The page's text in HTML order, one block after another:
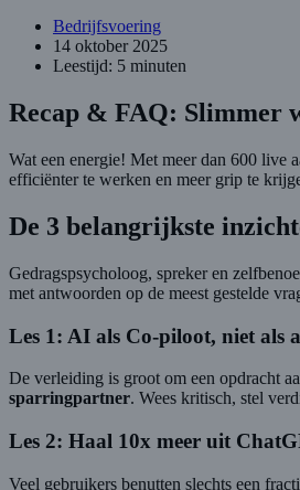
Bedrijfsvoering
14 oktober 2025
Leestijd: 5 minuten
Recap & FAQ: Slimmer
Wat een energie! Met meer dan 600 live
efficiënter te werken en meer grip te
De 3 belangrijkste
Gedragspsycholoog, spreker en
met antwoorden op de meest gestelde
Les 1: AI als Co-piloot, niet als
De verleiding is groot om een opdracht
sparringpartner. Wees kritisch, stel
Les 2: Haal 10x meer uit
Veel gebruikers benutten slechts een